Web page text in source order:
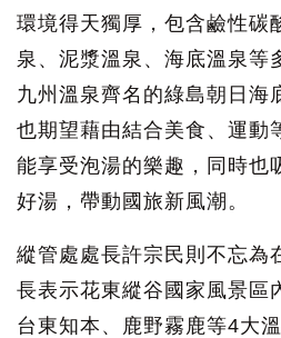
環境得天獨厚，包含鹼性碳
泉、泥漿溫泉、海底溫泉等
九州溫泉齊名的綠島朝日海
也期望藉由結合美食、運動
能享受泡湯的樂趣，同時也
好湯，帶動國旅新風潮。
縱管處處長許宗民則不忘為
長表示花東縱谷國家風景區
台東知本、鹿野霧鹿等4大